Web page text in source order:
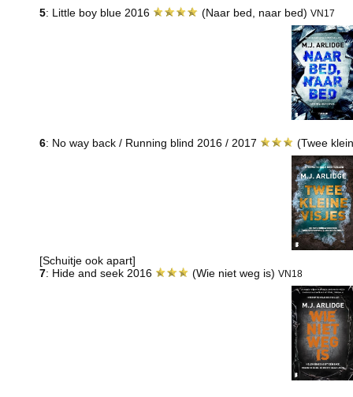
5: Little boy blue 2016 (Naar bed, naar bed) VN17
6: No way back / Running blind 2016 / 2017 (Twee
[Schuitje ook apart]
7: Hide and seek 2016 (Wie niet weg is)VN18